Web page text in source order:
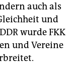
auch als
und
wurde FKK
und Vereine